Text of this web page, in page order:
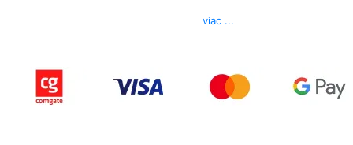
viac ...